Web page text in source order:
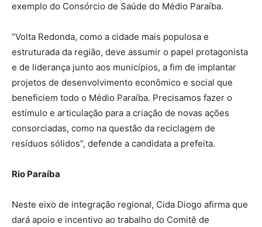
exemplo do Consórcio de Saúde do Médio Paraíba.
“Volta Redonda, como a cidade mais populosa e
estruturada da região, deve assumir o papel protagonista
e de liderança junto aos municípios, a fim de implantar
projetos de desenvolvimento econômico e social que
beneficiem todo o Médio Paraíba. Precisamos fazer o
estímulo e articulação para a criação de novas ações
consorciadas, como na questão da reciclagem de
resíduos sólidos”, defende a candidata a prefeita.
Rio Paraíba
Neste eixo de integração regional, Cida Diogo afirma que
dará apoio e incentivo ao trabalho do Comitê de